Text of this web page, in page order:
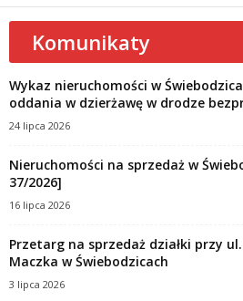
Komunikaty
Wykaz nieruchomości w
oddania w dzierżawę w drodze
24 lipca 2026
Nieruchomości na sprzedaż w
37/2026]
16 lipca 2026
Przetarg na sprzedaż działki przy ul.
Maczka w Świebodzicach
3 lipca 2026